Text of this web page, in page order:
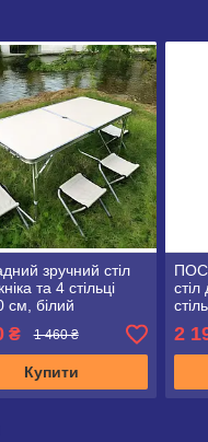
зручний стіл
та 4 стільці
см, білий
₴ 1 460 ₴
Купити
стіл
2